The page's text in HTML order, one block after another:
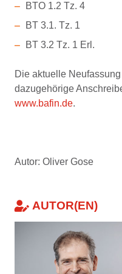
BTO 1.2 Tz. 4
BT 3.1. Tz. 1
BT 3.2 Tz. 1 Erl.
Die aktuelle
dazugehörige
www.bafin.de.
Autor: Oliver Gose
AUTOR(EN)